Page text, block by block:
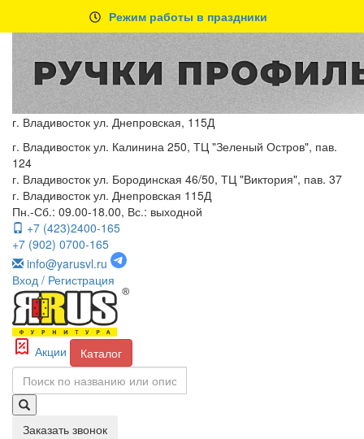
Режим работы в праздники
г. Владивосток ул. Днепровская, 115Д
г. Владивосток ул. Калинина 250, ТЦ "Зеленый Остров", пав.
124
г. Владивосток ул. Бородинская 46/50, ТЦ "Виктория", пав. 37
г. Владивосток ул. Днепровская 115Д
Пн.-Сб.: 09.00-18.00, Вс.: выходной
+7 (423)2400-165
+7 (902) 0700-165
info@yarusvl.ru
Вход / Регистрация
Акции Каталог
Заказать звонок